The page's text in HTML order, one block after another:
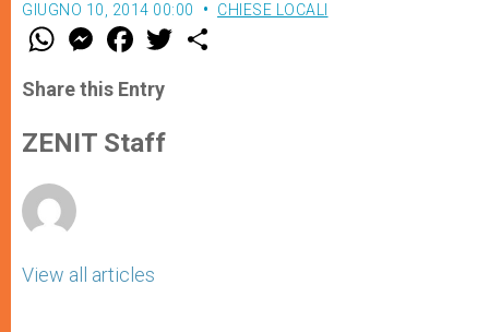
GIUGNO 10, 2014 00:00 CHIESE LOCALI
W
t
s
p
p
M
e
s
e
g
e
F
a
e
b
o
k
w
Share this Entry
ZENIT Staff
View all articles